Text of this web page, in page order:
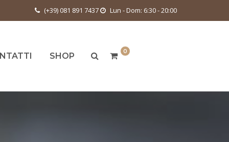
(+39) 081 891 7437 Lun - Dom: 6:30 - 20:00
SHOP 0